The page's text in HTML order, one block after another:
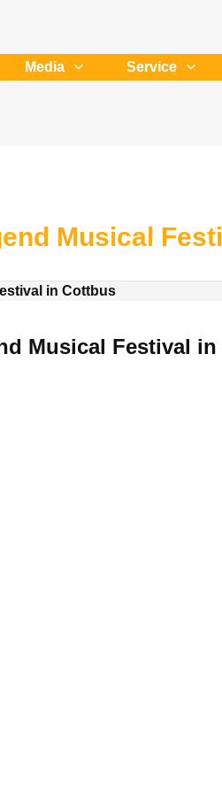
Media Service
Musical
Musical Festival